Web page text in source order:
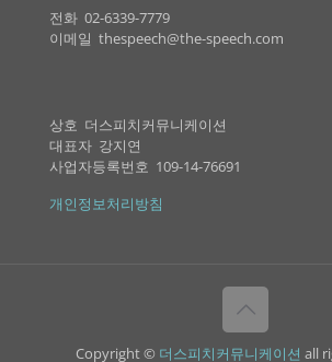
전화 02-6339-7779
이메일 thespeech@the-speech.com
상호 더스피치커뮤니케이션
대표자 강지연
사업자등록번호 109-14-76691
개인정보처리방침
Copyright © 더스피치커뮤니케이션 all